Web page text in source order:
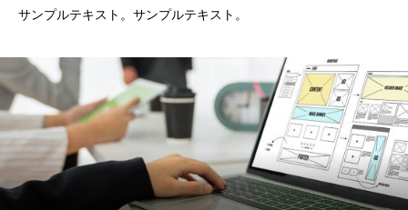
サンプルテキスト。サンプルテキスト。